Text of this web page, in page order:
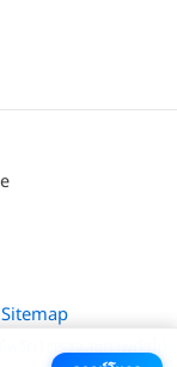
Sitemap
ตรวจสุขภาพทั่วไป